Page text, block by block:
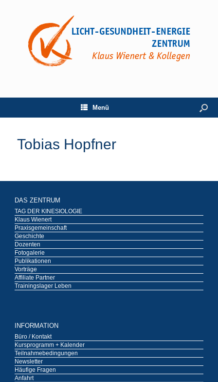
Menü
Tobias Hopfner
DAS ZENTRUM
TAG DER KINESIOLOGIE
Klaus Wienert
Praxisgemeinschaft
Geschichte
Dozenten
Fotogalerie
Publikationen
Vorträge
Affiliate Partner
Trainingslager Leben
INFORMATION
Büro / Kontakt
Kursprogramm + Kalender
Teilnahmebedingungen
Newsletter
Häufige Fragen
Anfahrt